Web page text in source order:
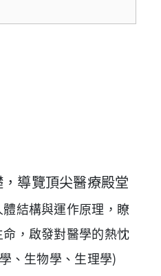
導覽頂尖醫療殿堂
結構與運作原理，瞭
，啟發對醫學的熱忱
、生物學、生理學)